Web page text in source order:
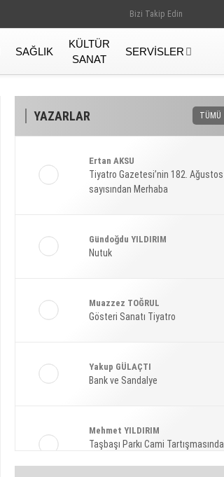
Ekonomi
Bizi Takip Edin
SAĞLIK
KÜLTÜR
SANAT
SERVISLER
YAZARLAR TÜMÜ
Ertan AKSU
Tiyatro Gazetesi’nin 182. Ağustos
sayısından Merhaba
Gündoğdu YILDIRIM
Nutuk
Muazzez TOĞRUL
Gösteri Sanatı Tiyatro
Yakup GÜLAÇTI
Bank ve Sandalye
Mehmet YILDIRIM
Taşbaşı Parkı Cami Tartışmasında